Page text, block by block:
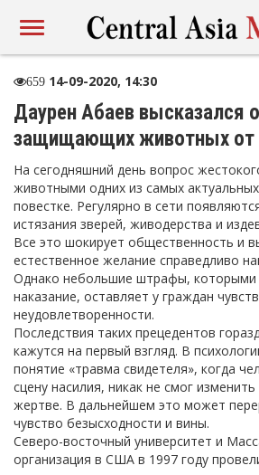
659 14-09-2020, 14:30
Даурен Абаев высказался
защищающих животных от
На сегодняшний день вопрос
животными одних из самых
повестке. Регулярно в сети
истязания зверей, живодерства и
Все это шокирует общественность и
естественное желание справедливо
Однако небольшие штрафы, которыми
наказание, оставляет у граждан
неудовлетворенности.
Последствия таких прецедентов
кажутся на первый взгляд. В
понятие «травма свидетеля», когда
сцену насилия, никак не смог
жертве. В дальнейшем это может
чувство безысходности и вины.
Северо-восточный университет и
организация в США в 1997 году